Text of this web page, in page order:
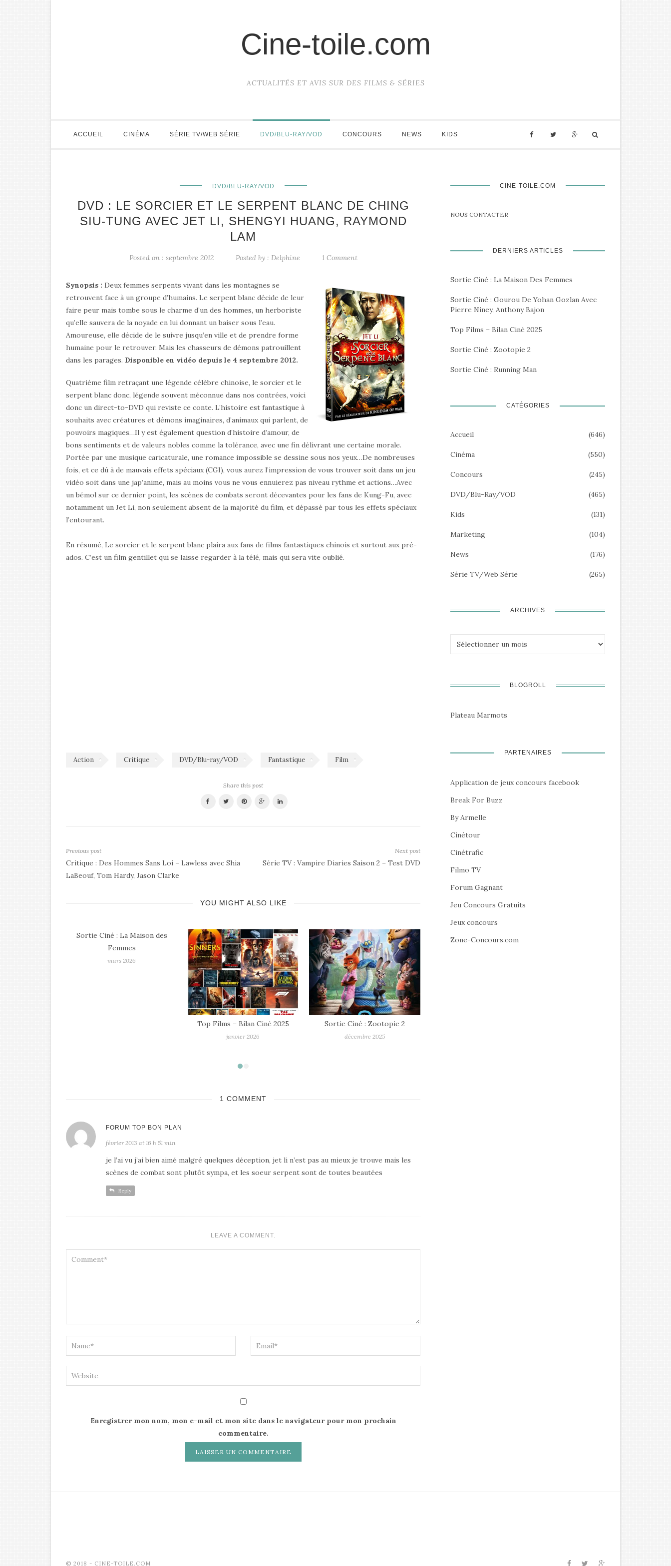
Cine-toile.com
ACTUALITÉS ET AVIS SUR DES FILMS & SÉRIES
ACCUEIL CINÉMA SÉRIE TV/WEB SÉRIE DVD/BLU-RAY/VOD CONCOURS NEWS KIDS
DVD/BLU-RAY/VOD
DVD : LE SORCIER ET LE SERPENT BLANC DE CHING
SIU-TUNG AVEC JET LI, SHENGYI HUANG, RAYMOND
LAM
Posted on : septembre 2012 Posted by : Delphine 1 Comment
Synopsis : Deux femmes serpents vivant dans les montagnes se
retrouvent face à un groupe d’humains. Le serpent blanc décide de leur
faire peur mais tombe sous le charme d’un des hommes, un herboriste
qu’elle sauvera de la noyade en lui donnant un baiser sous l’eau.
Amoureuse, elle décide de le suivre jusqu’en ville et de prendre forme
humaine pour le retrouver. Mais les chasseurs de démons patrouillent
dans les parages. Disponible en vidéo depuis le 4 septembre 2012.
Quatrième film retraçant une légende célèbre chinoise, le sorcier et le
serpent blanc donc, légende souvent méconnue dans nos contrées, voici
donc un direct-to-DVD qui reviste ce conte. L’histoire est fantastique à
souhaits avec créatures et démons imaginaires, d’animaux qui parlent, de
pouvoirs magiques…Il y est également question d’histoire d’amour, de
bons sentiments et de valeurs nobles comme la tolérance, avec une fin délivrant une certaine morale.
Portée par une musique caricaturale, une romance impossible se dessine sous nos yeux…De nombreuses
fois, et ce dû à de mauvais effets spéciaux (CGI), vous aurez l’impression de vous trouver soit dans un jeu
vidéo soit dans une jap’anime, mais au moins vous ne vous ennuierez pas niveau rythme et actions…Avec
un bémol sur ce dernier point, les scènes de combats seront décevantes pour les fans de Kung-Fu, avec
notamment un Jet Li, non seulement absent de la majorité du film, et dépassé par tous les effets spéciaux
l’entourant.
En résumé, Le sorcier et le serpent blanc plaira aux fans de films fantastiques chinois et surtout aux pré-
ados. C’est un film gentillet qui se laisse regarder à la télé, mais qui sera vite oublié.
Action Critique DVD/Blu-ray/VOD Fantastique Film
Share this post
Previous post
Critique : Des Hommes Sans Loi – Lawless avec Shia
LaBeouf, Tom Hardy, Jason Clarke
Next post
Série TV : Vampire Diaries Saison 2 – Test DVD
YOU MIGHT ALSO LIKE
Sortie Ciné : Zootopie 2
décembre 2025
Sortie Ciné : Running Man
novembre 2025
1 COMMENT
FORUM TOP BON PLAN
février 2013 at 16 h 51 min
je l’ai vu j’ai bien aimé malgré quelques déception, jet li n’est pas au mieux je trouve mais les
scènes de combat sont plutôt sympa, et les soeur serpent sont de toutes beautées
Reply
LEAVE A COMMENT.
Enregistrer mon nom, mon e-mail et mon site dans le navigateur pour mon prochain
commentaire.
CINE-TOILE.COM
NOUS CONTACTER
DERNIERS ARTICLES
Sortie Ciné : La Maison Des Femmes
Sortie Ciné : Gourou De Yohan Gozlan Avec
Pierre Niney, Anthony Bajon
Top Films – Bilan Ciné 2025
Sortie Ciné : Zootopie 2
Sortie Ciné : Running Man
CATÉGORIES
Accueil (646)
Cinéma (550)
Concours (245)
DVD/Blu-Ray/VOD (465)
Kids (131)
Marketing (104)
News (176)
Série TV/Web Série (265)
ARCHIVES
Archives
BLOGROLL
Plateau Marmots
PARTENAIRES
Application de jeux concours facebook
Break For Buzz
By Armelle
Cinétour
Cinétrafic
Filmo TV
Forum Gagnant
Jeu Concours Gratuits
Jeux concours
Zone-Concours.com
© 2018 - CINE-TOILE.COM